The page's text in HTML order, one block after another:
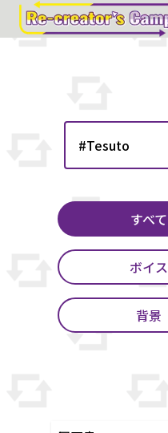
すべて
ボイス
背景